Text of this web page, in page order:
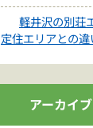
軽井沢の別荘
定住エリアとの違
アーカイ